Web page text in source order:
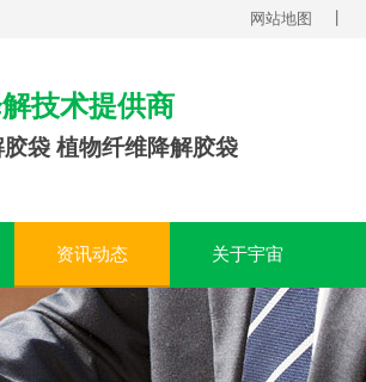
网站地图
技术提供商
袋 植物纤维降解胶袋
资讯动态 关于宇宙